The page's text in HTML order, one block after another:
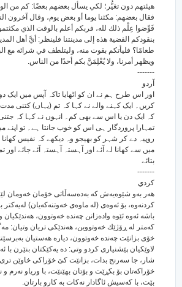
هيئتهم دون تغيُّر؛ لكي يسأل بعضهم بعضًا: كم من
فقال بعضهم: مكثنا يوما أو بعض يوم، وقال آخرون
فَوِّضوا عِلْم ذلك لله، فربكم أعلم بالوقت الذي
بنقودكم الفضية هذه إلى مدينتنا فلينظر: أيَّ أهل
طعامًا؟ فليأتكم بقوت منه، وليتلطف في شرائه مع
ويظهر أمرنا، ولا يُعْلِمَنَّ بكم أحدًا من الناس.
-------
آردو
اور اس طرح ہم نے ان کو اٹھایا تاکہ آپس میں ایک
کریں۔ ایک کہنے والے نے کہا کہ تم (یہاں) کتنی مدت
کہ ایک دن یا اس سے بھی کم۔ انہوں نے کہا کہ
تمہارا پروردگار ہی اس کو خوب جانتا ہے۔ تو
روپیہ دے کر شہر کو بھیجو وہ دیکھے کہ نفیس
میں سے کھانا لے آئے اور آہستہ آہستہ آئے جائے اور
بتائے
-------
كردي
هه‌ر به‌و شێوه‌یه‌ش که به‌ده‌سه‌ڵاتی خۆمان خه‌ومان
کردنه‌وه‌، بۆ ئه‌وه‌ی (له ماوه‌ی خه‌وتنه‌که‌یان) له‌یه‌کتر
باشه ئه‌وه ئێوه واده‌زانن چه‌نده خه‌وتوون، هه‌ندێکیان
که‌متر له ڕۆژێك خه‌وتووین، هه‌ندێکی تریان وتیان:
خۆی بزانێت چه‌نده خه‌وتوون، دیاره هه‌ستیان
لاوێکیان پێشنیاری کردو وتی: ده یه‌کێکتان بنێرن با
شار، جا سه‌رنج بدات، بزانێت کێ خۆراکی خاوێن تری
خۆراکه‌تان بۆ بکڕێت و بۆتان بهێنێت، با وریاو نه‌رم
بێت، با که‌سیش ئاگادار نه‌کات به کارو بارتان.